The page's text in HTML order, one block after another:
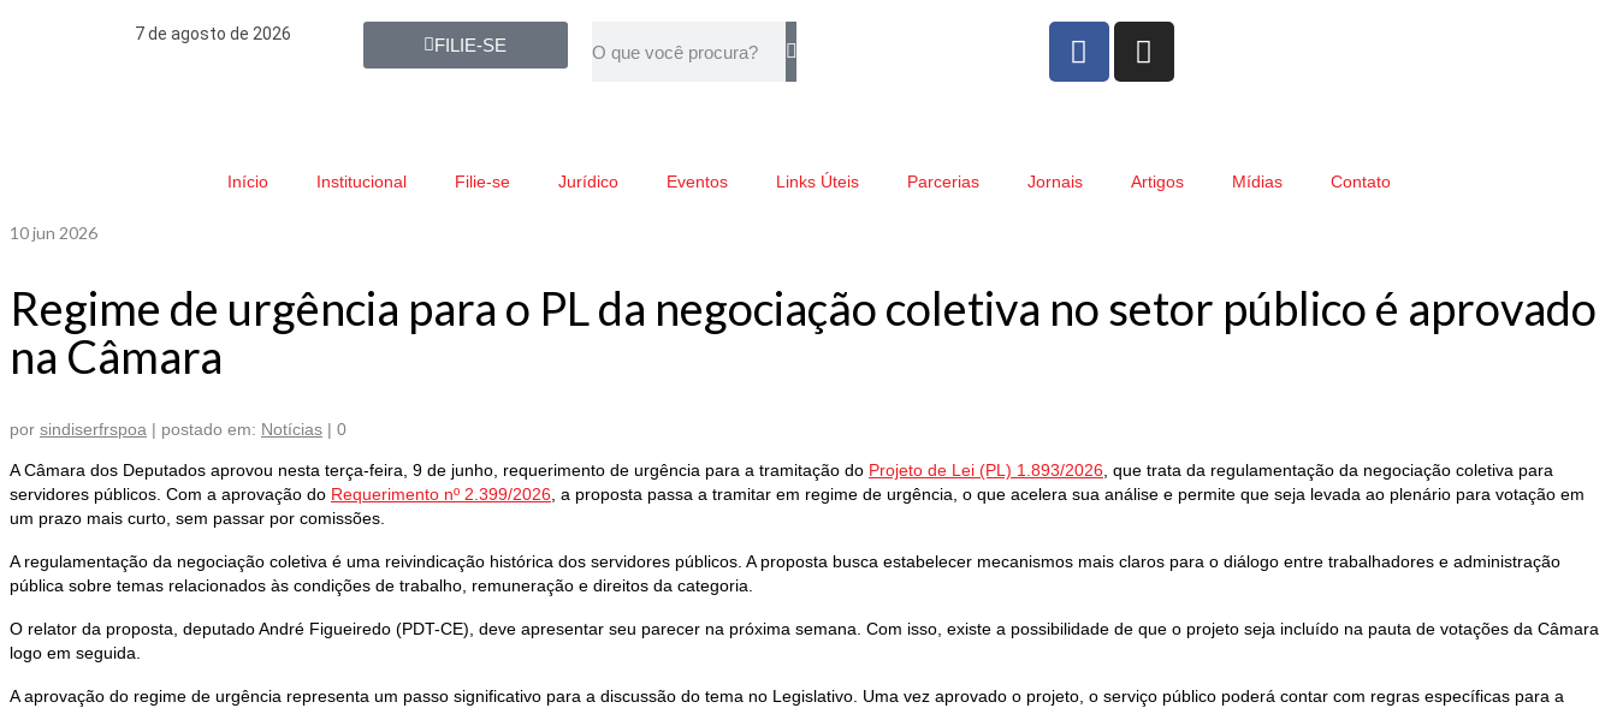
7 de agosto de 2026
FILIE-SE
Início Institucional Filie-se Jurídico Eventos Links Úteis Parcerias Jornais Artigos Mídias Contato
10jun 2026
Regime de urgência para o PL da negociação coletiva no setor público é aprovado
na Câmara
por sindiserfrspoa | postado em: Notícias | 0
A Câmara dos Deputados aprovou nesta terça-feira, 9 de junho, requerimento de urgência para a tramitação do Projeto de Lei (PL) 1.893/2026 , que trata da regulamentação da negociação coletiva para
servidores públicos. Com a aprovação do Requerimento nº 2.399/2026 , a proposta passa a tramitar em regime de urgência, o que acelera sua análise e permite que seja levada ao plenário para votação em
um prazo mais curto, sem passar por comissões.
A regulamentação da negociação coletiva é uma reivindicação histórica dos servidores públicos. A proposta busca estabelecer mecanismos mais claros para o diálogo entre trabalhadores e administração
pública sobre temas relacionados às condições de trabalho, remuneração e direitos da categoria.
O relator da proposta, deputado André Figueiredo (PDT-CE), deve apresentar seu parecer na próxima semana. Com isso, existe a possibilidade de que o projeto seja incluído na pauta de votações da Câmara
logo em seguida.
A aprovação do regime de urgência representa um passo significativo para a discussão do tema no Legislativo. Uma vez aprovado o projeto, o serviço público poderá contar com regras específicas para a